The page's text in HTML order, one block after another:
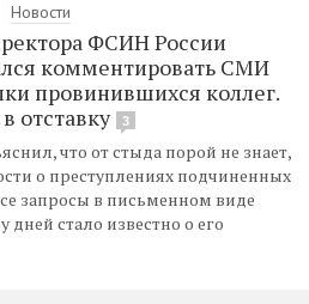
Новости
ФСИН России
комментировать СМИ
провинившихся коллег.
отставку
3
что от стыда порой не знает,
о преступлениях подчиненных
запросы в письменном виде
дней стало известно о его